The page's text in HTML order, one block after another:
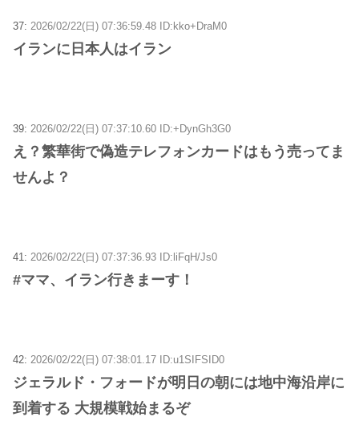
37: 2026/02/22(日) 07:36:59.48 ID:kko+DraM0
イランに日本人はイラン
39: 2026/02/22(日) 07:37:10.60 ID:+DynGh3G0
え？繁華街で偽造テレフォンカードはもう売ってま
せんよ？
41: 2026/02/22(日) 07:37:36.93 ID:liFqH/Js0
#ママ、イラン行きまーす！
42: 2026/02/22(日) 07:38:01.17 ID:u1SIFSID0
ジェラルド・フォードが明日の朝には地中海沿岸に
到着する 大規模戦始まるぞ